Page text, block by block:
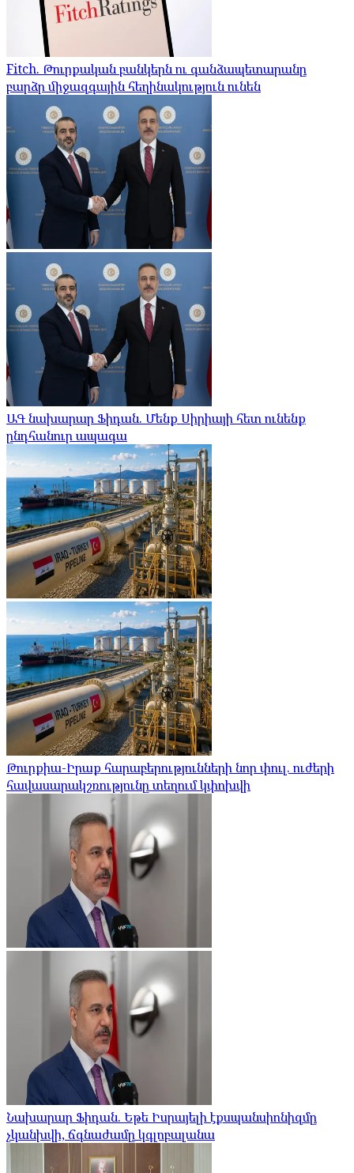
Fitch. Թուրքական բանկերն ու գանձապետարանը
բարձր միջազգային հեղինակություն ունեն
ԱԳ նախարար Ֆիդան. Մենք Սիրիայի հետ ունենք
ընդհանուր ապագա
Թուրքիա-Իրաք հարաբերությունների նոր փուլ. ուժերի
հավասարակշռությունը տեղում կփոխվի
Նախարար Ֆիդան. Եթե Իսրայելի էքսպանսիոնիզմը
չկանխվի, ճգնաժամը կգլոբալանա